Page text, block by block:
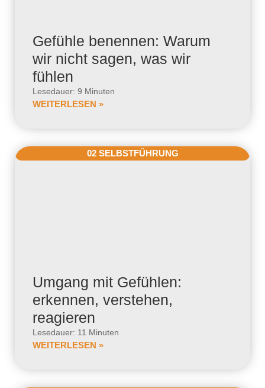
Gefühle benennen: Warum
wir nicht sagen, was wir
fühlen
Lesedauer: 9 Minuten
WEITERLESEN »
02 SELBSTFÜHRUNG
Umgang mit Gefühlen:
erkennen, verstehen,
reagieren
Lesedauer: 11 Minuten
WEITERLESEN »